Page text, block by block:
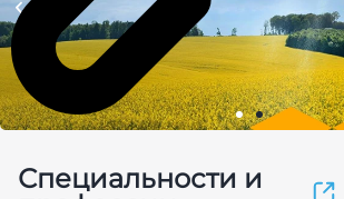
земледелия и современных
Специальности и